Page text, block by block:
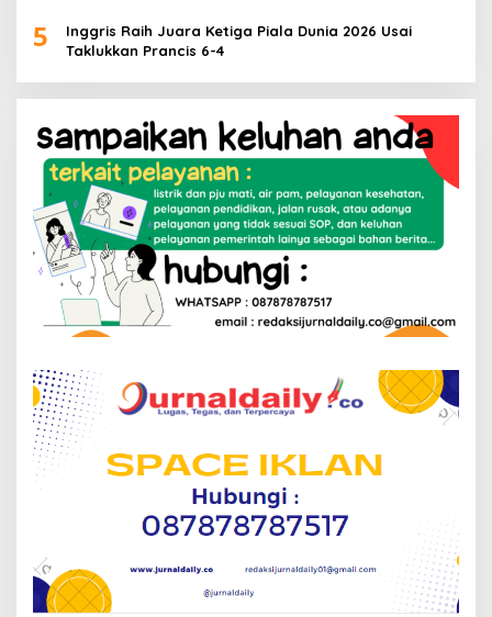
5
Inggris Raih Juara Ketiga Piala Dunia 2026 Usai
Taklukkan Prancis 6-4